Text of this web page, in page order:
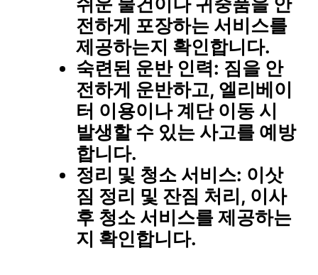
전하게 포장하는 서비스를
제공하는지 확인합니다.
숙련된 운반 인력: 짐을 안
전하게 운반하고, 엘리베이
터 이용이나 계단 이동 시
발생할 수 있는 사고를 예방
합니다.
정리 및 청소 서비스: 이삿
짐 정리 및 잔짐 처리, 이사
후 청소 서비스를 제공하는
지 확인합니다.